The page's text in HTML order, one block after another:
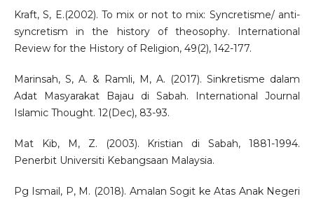
Kraft, S, E.(2002). To mix or not to mix: Syncretisme/ anti-
syncretism in the history of theosophy. International
Review for the History of Religion, 49(2), 142-177.
Marinsah, S, A. & Ramli, M, A. (2017). Sinkretisme dalam
Adat Masyarakat Bajau di Sabah. International Journal
Islamic Thought. 12(Dec), 83-93.
Mat Kib, M, Z. (2003). Kristian di Sabah, 1881-1994.
Penerbit Universiti Kebangsaan Malaysia.
Pg Ismail, P, M. (2018). Amalan Sogit ke Atas Anak Negeri